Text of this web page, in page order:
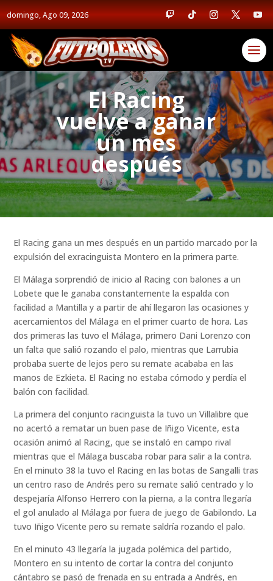
domingo, Ago 09, 2026
El Racing
vuelve a ganar
un mes
después
El Racing gana un mes después en un partido marcado por la
expulsión del exracinguista Montero en la primera parte.
El Málaga sorprendió de inicio al Racing con balones a un
Lobete que le ganaba constantemente la espalda con
facilidad a Mantilla y a partir de ahí llegaron las ocasiones y
acercamientos del Málaga en el primer cuarto de hora. Las
dos primeras las tuvo el Málaga, primero Dani Lorenzo con
un falta que salió rozando el palo, mientras que Larrubia
probaba suerte de lejos pero su remate acababa en las
manos de Ezkieta. El Racing no estaba cómodo y perdía el
balón con facilidad.
La primera del conjunto racinguista la tuvo un Villalibre que
no acertó a rematar un buen pase de Iñigo Vicente, esta
ocasión animó al Racing, que se instaló en campo rival
mientras que el Málaga buscaba robar para salir a la contra.
En el minuto 38 la tuvo el Racing en las botas de Sangalli tras
un centro raso de Andrés pero su remate salió centrado y lo
despejaría Alfonso Herrero con la pierna, a la contra llegaría
el gol anulado al Málaga por fuera de juego de Gabilondo. La
tuvo Iñigo Vicente pero su remate saldría rozando el palo.
En el minuto 43 llegaría la jugada polémica del partido,
Montero en su intento de cortar la contra del conjunto
cántabro se pasó de frenada en su entrada a Andrés, en